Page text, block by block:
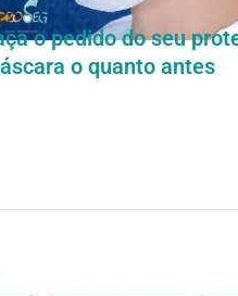
o pedido do seu
o quanto antes